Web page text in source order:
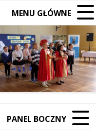
MENU GŁÓWNE
PANEL BOCZNY